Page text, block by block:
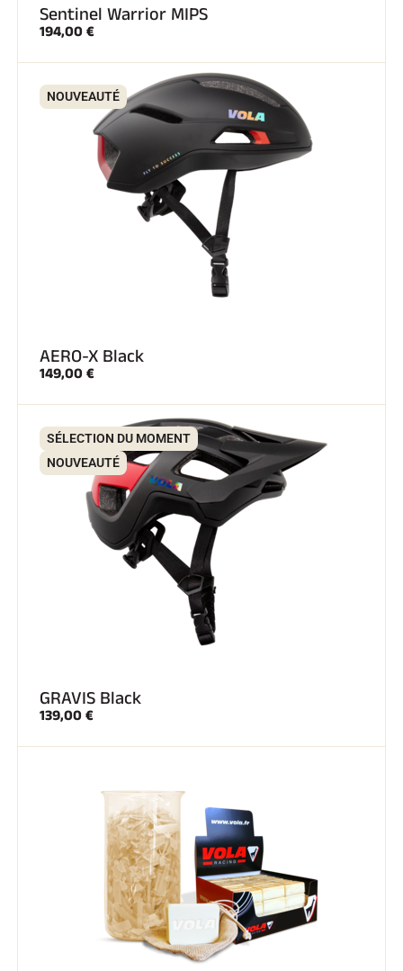
Sentinel Warrior MIPS
194,00 €
NOUVEAUTÉ
AERO-X Black
149,00 €
SÉLECTION DU MOMENT
NOUVEAUTÉ
GRAVIS Black
139,00 €